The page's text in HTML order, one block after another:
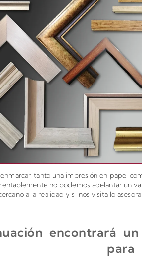
tanto una impresión en papel
no podemos adelantar un
a la realidad y si nos visita lo
encontrará
para